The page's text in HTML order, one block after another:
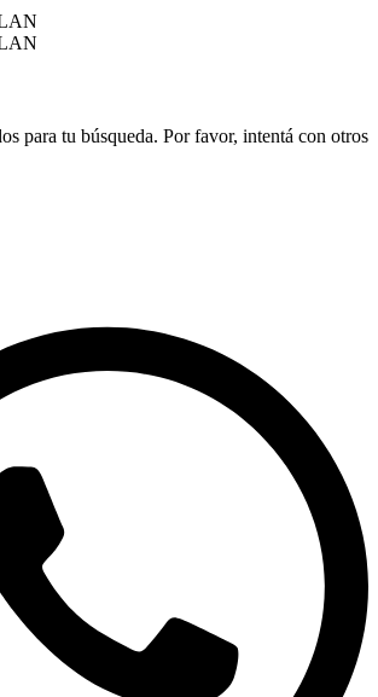
para tu búsqueda. Por favor, intentá con otros